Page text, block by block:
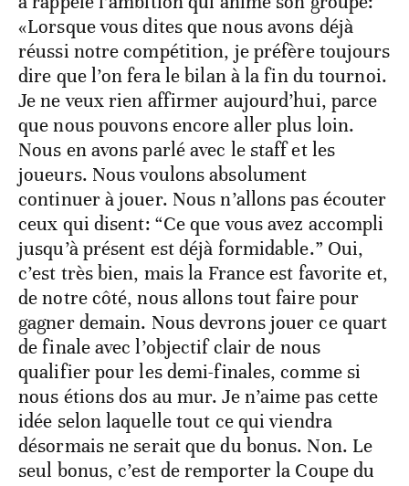
«Lorsque vous dites que nous avons déjà
réussi notre compétition, je préfère toujours
dire que l’on fera le bilan à la fin du tournoi.
Je ne veux rien affirmer aujourd’hui, parce
que nous pouvons encore aller plus loin.
Nous en avons parlé avec le staff et les
joueurs. Nous voulons absolument
continuer à jouer. Nous n’allons pas écouter
ceux qui disent: “Ce que vous avez accompli
jusqu’à présent est déjà formidable.” Oui,
c’est très bien, mais la France est favorite et,
de notre côté, nous allons tout faire pour
gagner demain. Nous devrons jouer ce quart
de finale avec l’objectif clair de nous
qualifier pour les demi-finales, comme si
nous étions dos au mur. Je n’aime pas cette
idée selon laquelle tout ce qui viendra
désormais ne serait que du bonus. Non. Le
seul bonus, c’est de remporter la Coupe du